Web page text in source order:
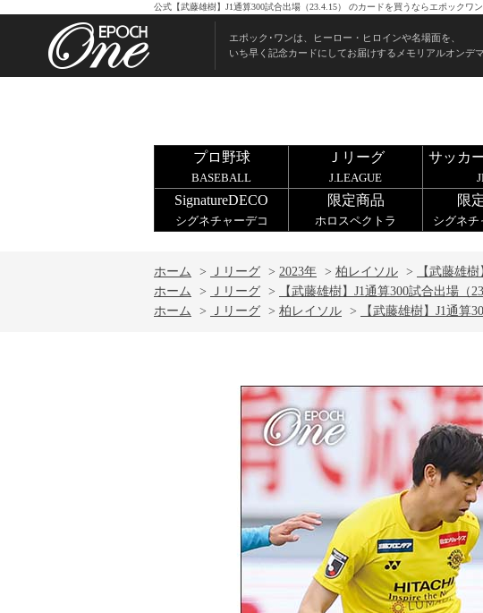
公式【武藤雄樹】J1通算300試合出場（23.4.15） のカードを買うならエポックワ
エポック･ワンは、ヒーロー・ヒロインや名場面を、
いち早く記念カードにしてお届けするメモリアルオンデ
プロ野球
BASEBALL
Ｊリーグ
J.LEAGUE
サッカ
SignatureDECO
シグネチャーデコ
限定商品
ホロスペクトラ
限
シグネチ
ホーム > Ｊリーグ > 2023年 > 柏レイソル >
【武藤雄
ホーム
> Ｊリーグ >
【武藤雄樹】J1通算300試合出場（
ホーム
> Ｊリーグ > 柏レイソル > 【武藤雄樹】J1通算